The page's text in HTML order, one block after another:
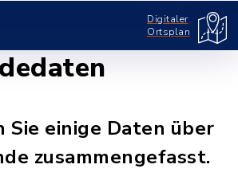
Digitaler
Ortsplan
Sie einige Daten über
zusammengefasst.